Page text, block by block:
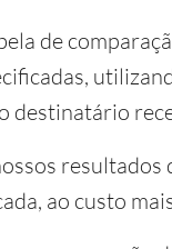
de
destinatário
resultados
ao custo